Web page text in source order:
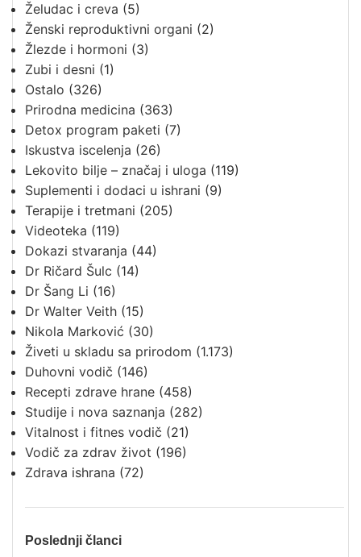
Želudac i creva (5)
Ženski reproduktivni organi (2)
Žlezde i hormoni (3)
Zubi i desni (1)
Ostalo (326)
Prirodna medicina (363)
Detox program paketi (7)
Iskustva iscelenja (26)
Lekovito bilje – značaj i uloga (119)
Suplementi i dodaci u ishrani (9)
Terapije i tretmani (205)
Videoteka (119)
Dokazi stvaranja (44)
Dr Ričard Šulc (14)
Dr Šang Li (16)
Dr Walter Veith (15)
Nikola Marković (30)
Živeti u skladu sa prirodom (1.173)
Duhovni vodič (146)
Recepti zdrave hrane (458)
Studije i nova saznanja (282)
Vitalnost i fitnes vodič (21)
Vodič za zdrav život (196)
Zdrava ishrana (72)
Poslednji članci